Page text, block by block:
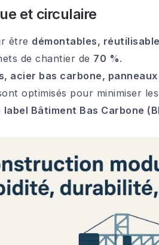
et circulaire
être démontables,
de chantier de 70 %.
acier bas carbone,
optimisés pour minimiser
label Bâtiment Bas Carbone